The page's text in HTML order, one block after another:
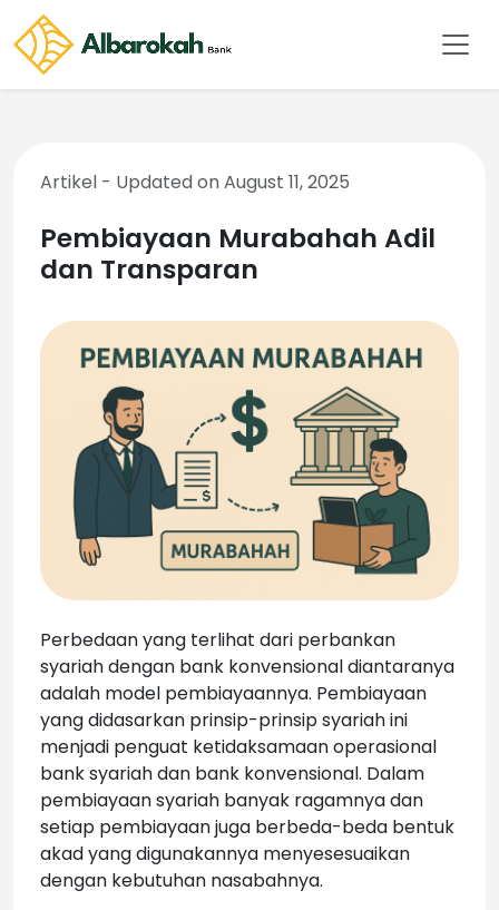
Artikel - Updated on August 11, 2025
Pembiayaan Murabahah Adil
dan Transparan
Perbedaan yang terlihat dari perbankan
syariah dengan bank konvensional diantaranya
adalah model pembiayaannya. Pembiayaan
yang didasarkan prinsip-prinsip syariah ini
menjadi penguat ketidaksamaan operasional
bank syariah dan bank konvensional. Dalam
pembiayaan syariah banyak ragamnya dan
setiap pembiayaan juga berbeda-beda bentuk
akad yang digunakannya menyesesuaikan
dengan kebutuhan nasabahnya.